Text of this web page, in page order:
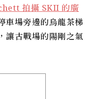
拍攝 SKII 的廣
車場旁邊的烏龍茶梯
讓古戰場的陽剛之氣